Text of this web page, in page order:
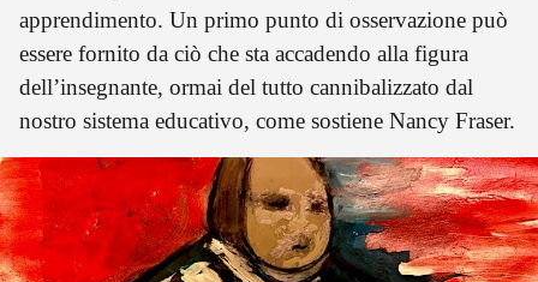
apprendimento. Un primo punto di osservazione può
essere fornito da ciò che sta accadendo alla figura
dell’insegnante, ormai del tutto cannibalizzato dal
nostro sistema educativo, come sostiene Nancy Fraser.